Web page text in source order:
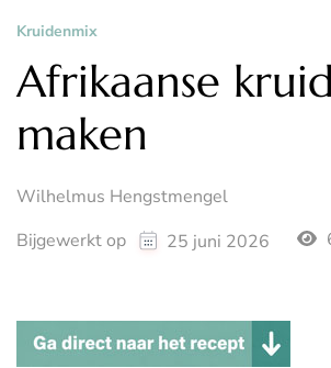
Kruidenmix
Afrikaanse
maken
Wilhelmus Hengstmengel
Bijgewerkt op
25 juni 2026